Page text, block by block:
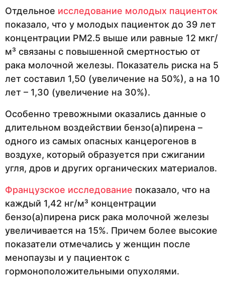
Отдельное исследование молодых пациенток
показало, что у молодых пациенток до 39 лет
концентрации PM2.5 выше или равные 12 мкг/
м³ связаны с повышенной смертностью от
рака молочной железы. Показатель риска на 5
лет составил 1,50 (увеличение на 50%), а на 10
лет – 1,30 (увеличение на 30%).
Особенно тревожными оказались данные о
длительном воздействии бензо(а)пирена –
одного из самых опасных канцерогенов в
воздухе, который образуется при сжигании
угля, дров и других органических материалов.
Французское исследование показало, что на
каждый 1,42 нг/м³ концентрации
бензо(а)пирена риск рака молочной железы
увеличивается на 15%. Причем более высокие
показатели отмечались у женщин после
менопаузы и у пациенток с
гормоноположительными опухолями.